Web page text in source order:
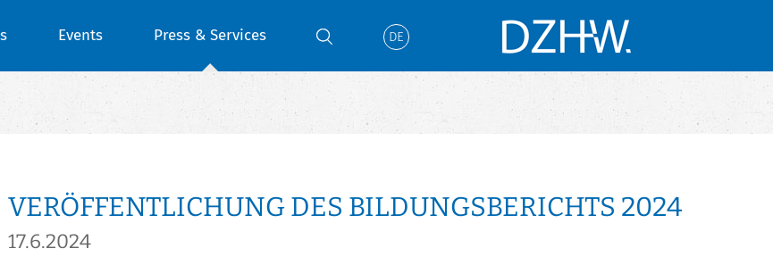
Events Press & Services DE
VERÖFFENTLICHUNG DES BILDUNGSBERICHTS 2024
17.6.2024